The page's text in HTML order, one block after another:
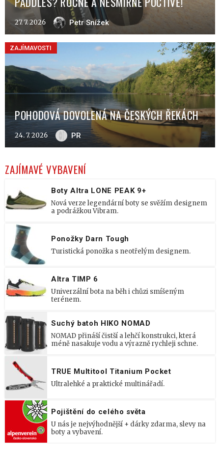
27. 7. 2026 Petr Snížek
ZAJÍMAVOSTI
POHODOVÁ DOVOLENÁ NA ČESKÝCH ŘEKÁCH
24. 7. 2026 PR
ZAJÍMAVÉ VYBAVENÍ
Boty Altra LONE PEAK 9+
Nová verze legendární boty se svěžím designem
a podrážkou Vibram.
Ponožky Darn Tough
Turistická ponožka s neotřelým designem.
Altra TIMP 6
Univerzální bota na běh i chůzi smíšeným
terénem.
Suchý batoh HIKO NOMAD
NOMAD přináší čistší a lehčí konstrukci, která
méně nasakuje vodu a výrazně rychleji schne.
TRUE Multitool Titanium Pocket
Ultralehké a praktické multinářadí.
Pojištění do celého světa
U nás je nejvýhodnější + dárky zdarma, slevy na
boty a vybavení.